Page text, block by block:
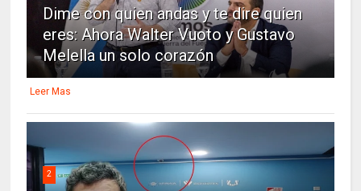
Dime con quien andas y te dire quien
eres: Ahora Walter Vuoto y Gustavo
Melella un solo corazón
Leer Mas
2